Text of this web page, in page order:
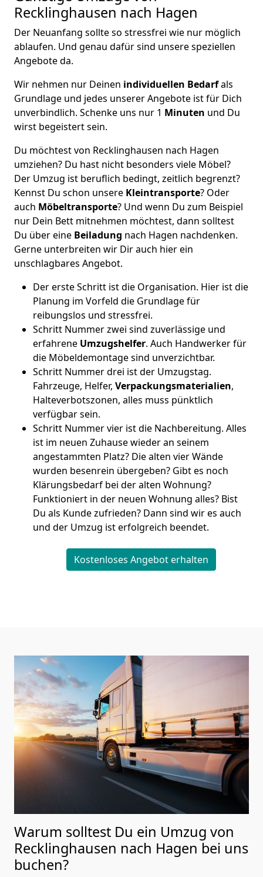
Recklinghausen nach Hagen
Der Neuanfang sollte so stressfrei wie nur möglich
ablaufen. Und genau dafür sind unsere speziellen
Angebote da.
Wir nehmen nur Deinen individuellen Bedarfals
Grundlage und jedes unserer Angebote ist für Dich
unverbindlich. Schenke uns nur 1 Minuten und Du
wirst begeistert sein.
Du möchtest von Recklinghausen nach Hagen
umziehen? Du hast nicht besonders viele Möbel?
Der Umzug ist beruflich bedingt, zeitlich begrenzt?
Kennst Du schon unsere Kleintransporte? Oder
auch Möbeltransporte? Und wenn Du zum Beispiel
nur Dein Bett mitnehmen möchtest, dann solltest
Du über eine Beiladung nach Hagen nachdenken.
Gerne unterbreiten wir Dir auch hier ein
unschlagbares Angebot.
Der erste Schritt ist die Organisation. Hier ist die
Planung im Vorfeld die Grundlage für
reibungslos und stressfrei.
Schritt Nummer zwei sind zuverlässige und
erfahrene Umzugshelfer. Auch Handwerker für
die Möbeldemontage sind unverzichtbar.
Schritt Nummer drei ist der Umzugstag.
Fahrzeuge, Helfer, Verpackungsmaterialien,
Halteverbotszonen, alles muss pünktlich
verfügbar sein.
Schritt Nummer vier ist die Nachbereitung. Alles
ist im neuen Zuhause wieder an seinem
angestammten Platz? Die alten vier Wände
wurden besenrein übergeben? Gibt es noch
Klärungsbedarf bei der alten Wohnung?
Funktioniert in der neuen Wohnung alles? Bist
Du als Kunde zufrieden? Dann sind wir es auch
und der Umzug ist erfolgreich beendet.
Kostenloses Angebot erhalten
Warum solltest Du ein Umzug von
Recklinghausen nach Hagen bei uns
buchen?